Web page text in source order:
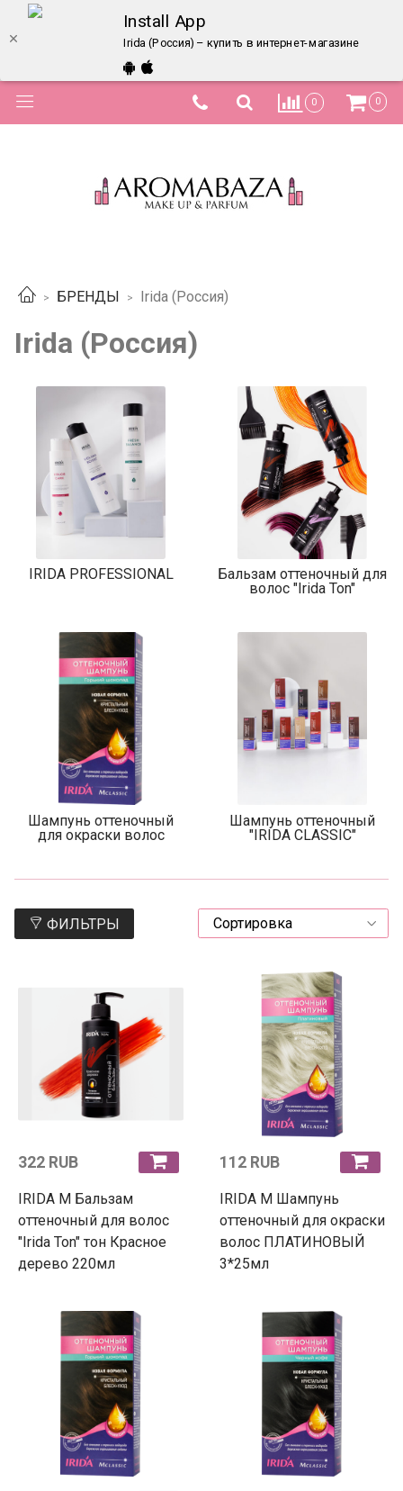
Install App
Irida (Россия) – купить в интернет-магазине по
0 0
БРЕНДЫ Irida (Россия)
Irida (Россия)
IRIDA PROFESSIONAL
Бальзам оттеночный для
волос "Irida Ton"
Шампунь оттеночный
для окраски волос
Шампунь оттеночный
"IRIDA CLASSIC"
ФИЛЬТРЫ
322 RUB
IRIDA М Бальзам
оттеночный для волос
"Irida Ton" тон Красное
дерево 220мл
112 RUB
IRIDA М Шампунь
оттеночный для окраски
волос ПЛАТИНОВЫЙ
3*25мл